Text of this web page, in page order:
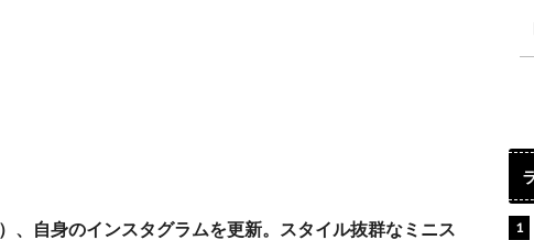
、自身のインスタグラムを更新。スタイル抜群なミニス